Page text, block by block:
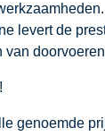
levert de
van
genoemde